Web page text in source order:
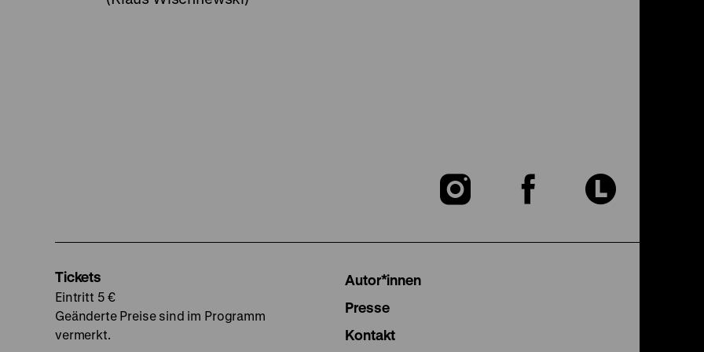
Zu
Zu
Zu
Tickets
Eintritt 5 €
Geänderte Preise sind im Programm
vermerkt.
Autor*innen
Presse
Kontakt